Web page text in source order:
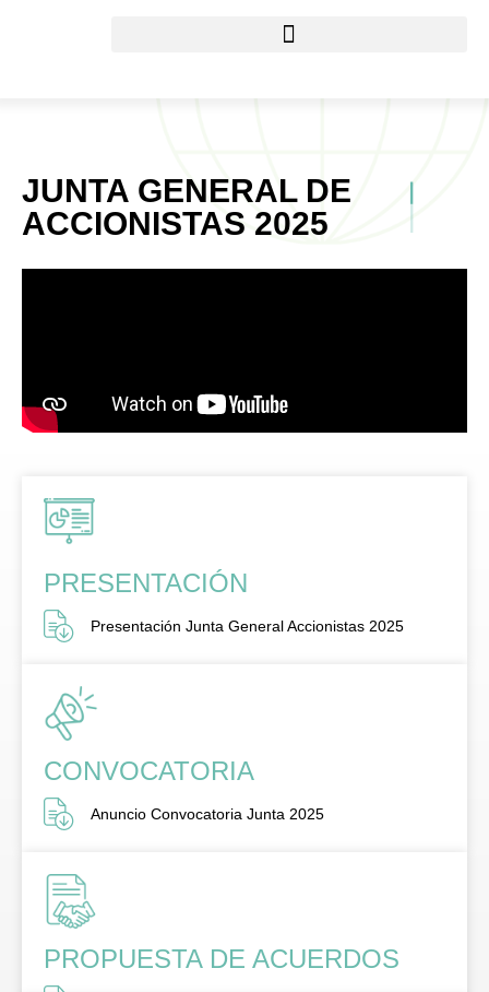
JUNTA GENERAL DE
ACCIONISTAS 2025
PRESENTACIÓN
Presentación Junta General Accionistas 2025
CONVOCATORIA
Anuncio Convocatoria Junta 2025
PROPUESTA DE ACUERDOS